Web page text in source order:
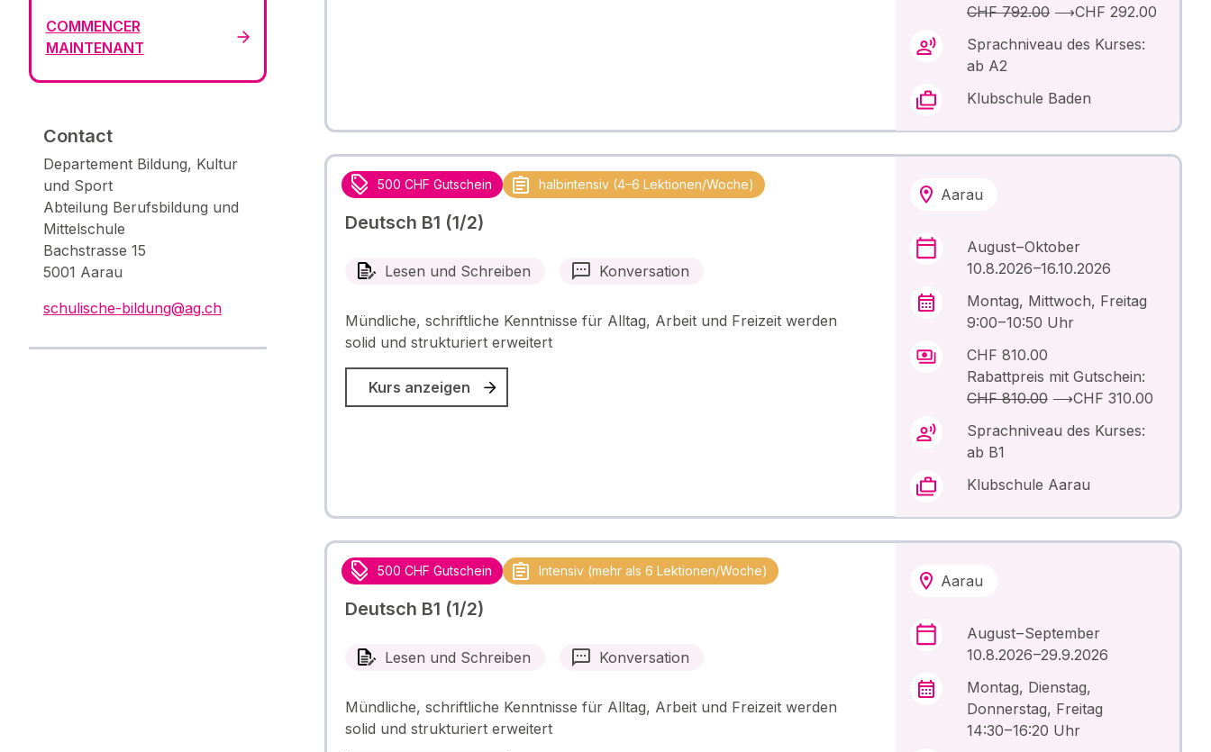
COMMENCER
MAINTENANT
Contact
Departement Bildung, Kultur
und Sport
Abteilung Berufsbildung und
Mittelschule
Bachstrasse 15
5001 Aarau
schulische-bildung@ag.ch
CHF 792.00 ⟶CHF 292.00
Sprachniveau des Kurses:
ab A2
Klubschule Baden
500 CHF Gutschein halbintensiv (4–6 Lektionen/Woche)
Deutsch B1 (1/2)
Lesen und Schreiben Konversation
Mündliche, schriftliche Kenntnisse für Alltag, Arbeit und Freizeit werden
solid und strukturiert erweitert
Kurs anzeigen
Aarau
August – Oktober
10.8.2026 –16.10.2026
Montag, Mittwoch, Freitag
9:00 – 10:50 Uhr
CHF 810.00
Rabattpreis mit Gutschein:
CHF 810.00 ⟶CHF 310.00
Sprachniveau des Kurses:
ab B1
Klubschule Aarau
500 CHF Gutschein Intensiv (mehr als 6 Lektionen/Woche)
Deutsch B1 (1/2)
Lesen und Schreiben Konversation
Mündliche, schriftliche Kenntnisse für Alltag, Arbeit und Freizeit werden
solid und strukturiert erweitert
Aarau
August – September
10.8.2026 –29.9.2026
Montag, Dienstag,
Donnerstag, Freitag
14:30 – 16:20 Uhr